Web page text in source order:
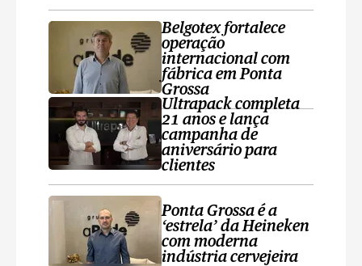
Belgotex fortalece
operação
internacional com
fábrica em Ponta
Grossa
Ultrapack completa
21 anos e lança
campanha de
aniversário para
clientes
Ponta Grossa é a
‘estrela’ da Heineken
com moderna
indústria cervejeira